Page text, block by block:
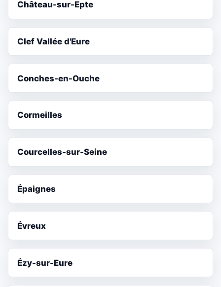
Château-sur-Epte
Clef Vallée d'Eure
Conches-en-Ouche
Cormeilles
Courcelles-sur-Seine
Épaignes
Évreux
Ézy-sur-Eure